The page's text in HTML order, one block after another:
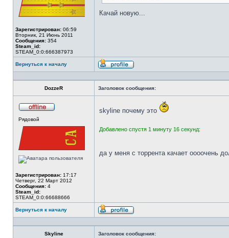
Зарегистрирован: 06:59
Вторник, 21 Июнь 2011
Сообщения: 354
Steam_id:
STEAM_0:0:666387973
Качай новую...
Вернуться к началу
Профиль
DozzeR Заголовок сообщения:
сети
Рядовой
Зарегистрирован: 17:17
Четверг, 22 Март 2012
Сообщения: 4
Steam_id:
STEAM_0:0:66688666
skyline почему это
Добавлено спустя 1 минуту 16 секунд:
да у меня с торрента качает оооочень
Вернуться к началу
Профиль
Skyline Заголовок сообщения: